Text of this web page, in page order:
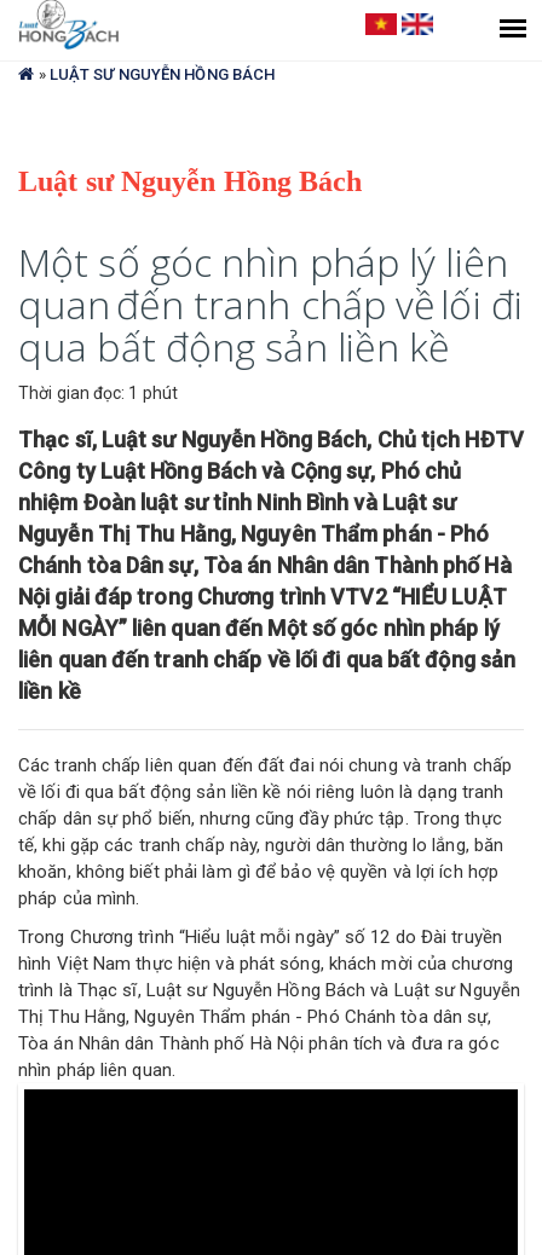
Bạn
đang
» LUẬT SƯ NGUYỄN HỒNG BÁCH
Luật sư Nguyễn Hồng Bách
Một số góc nhìn pháp lý liên
quan đến tranh chấp về lối đi
qua bất động sản liền kề
Thời gian đọc: 1 phút
Thạc sĩ, Luật sư Nguyễn Hồng Bách, Chủ tịch HĐTV
Công ty Luật Hồng Bách và Cộng sự, Phó chủ
nhiệm Đoàn luật sư tỉnh Ninh Bình và Luật sư
Nguyễn Thị Thu Hằng, Nguyên Thẩm phán - Phó
Chánh tòa Dân sự, Tòa án Nhân dân Thành phố Hà
Nội giải đáp trong Chương trình VTV2 “HIỂU LUẬT
MỖI NGÀY” liên quan đến Một số góc nhìn pháp lý
liên quan đến tranh chấp về lối đi qua bất động sản
liền kề
Các tranh chấp liên quan đến đất đai nói chung và tranh chấp
về lối đi qua bất động sản liền kề nói riêng luôn là dạng tranh
chấp dân sự phổ biến, nhưng cũng đầy phức tập. Trong thực
tế, khi gặp các tranh chấp này, người dân thường lo lắng, băn
khoăn, không biết phải làm gì để bảo vệ quyền và lợi ích hợp
pháp của mình.
Trong Chương trình “Hiểu luật mỗi ngày” số 12 do Đài truyền
hình Việt Nam thực hiện và phát sóng, khách mời của chương
trình là Thạc sĩ, Luật sư Nguyễn Hồng Bách và Luật sư Nguyễn
Thị Thu Hằng, Nguyên Thẩm phán - Phó Chánh tòa dân sự,
Tòa án Nhân dân Thành phố Hà Nội phân tích và đưa ra góc
nhìn pháp liên quan.